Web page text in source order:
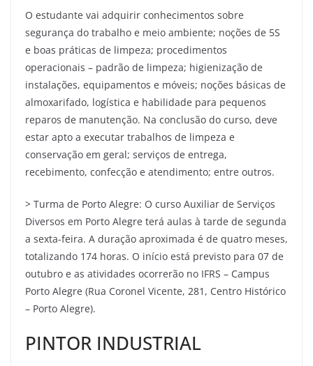
O estudante vai adquirir conhecimentos sobre
segurança do trabalho e meio ambiente; noções de 5S
e boas práticas de limpeza; procedimentos
operacionais – padrão de limpeza; higienização de
instalações, equipamentos e móveis; noções básicas de
almoxarifado, logística e habilidade para pequenos
reparos de manutenção. Na conclusão do curso, deve
estar apto a executar trabalhos de limpeza e
conservação em geral; serviços de entrega,
recebimento, confecção e atendimento; entre outros.
> Turma de Porto Alegre: O curso Auxiliar de Serviços
Diversos em Porto Alegre terá aulas à tarde de segunda
a sexta-feira. A duração aproximada é de quatro meses,
totalizando 174 horas. O início está previsto para 07 de
outubro e as atividades ocorrerão no IFRS – Campus
Porto Alegre (Rua Coronel Vicente, 281, Centro Histórico
– Porto Alegre).
PINTOR INDUSTRIAL